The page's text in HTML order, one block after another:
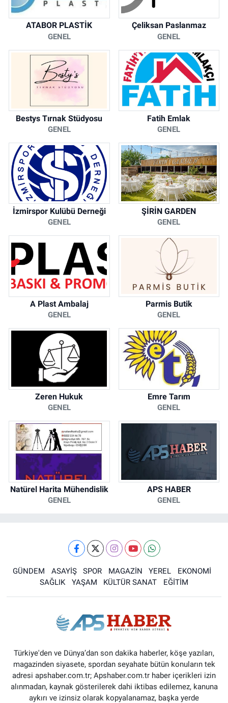
ATABOR PLASTİK
GENEL
Çeliksan Paslanmaz
GENEL
Bestys Tırnak Stüdyosu
GENEL
Fatih Emlak
GENEL
İzmirspor Kulübü Derneği
GENEL
ŞİRİN GARDEN
GENEL
A Plast Ambalaj
GENEL
Parmis Butik
GENEL
Zeren Hukuk
GENEL
Emre Tarım
GENEL
Natürel Harita Mühendislik
GENEL
APS HABER
GENEL
GÜNDEM ASAYİŞ SPOR MAGAZİN YEREL
EKONOMİ
SAĞLIK
YAŞAM KÜLTÜR SANAT EĞİTİM
Türkiye'den ve Dünya’dan son dakika haberler, köşe yazıları,
magazinden siyasete, spordan seyahate bütün konuların tek
adresi apshaber.com.tr; Apshaber.com.tr haber içerikleri izin
alınmadan, kaynak gösterilerek dahi iktibas edilemez, kanuna
aykırı ve izinsiz olarak kopyalanamaz, başka yerde